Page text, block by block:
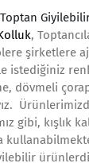
Toptan
,
şirketlere
istediğiniz
dövmeli
gibi, kışlık